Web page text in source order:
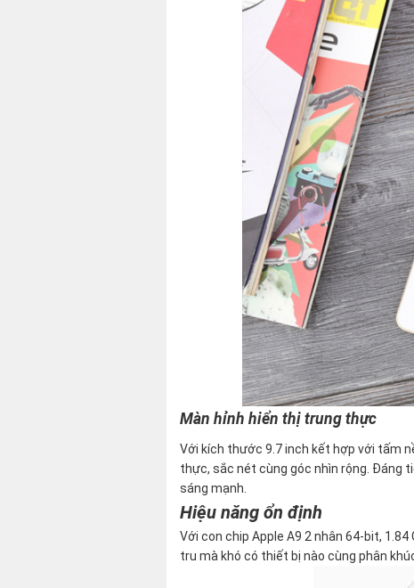
Màn hỉnh hiển thị trung thực
Với kích thước 9.7 inch kết hợp với tấm
thực, sắc nét cùng góc nhìn rộng. Đáng
sáng mạnh.
Hiệu năng ổn định
Với con chip Apple A9 2 nhân 64-bit,
tru mà khó có thiết bị nào cùng phân